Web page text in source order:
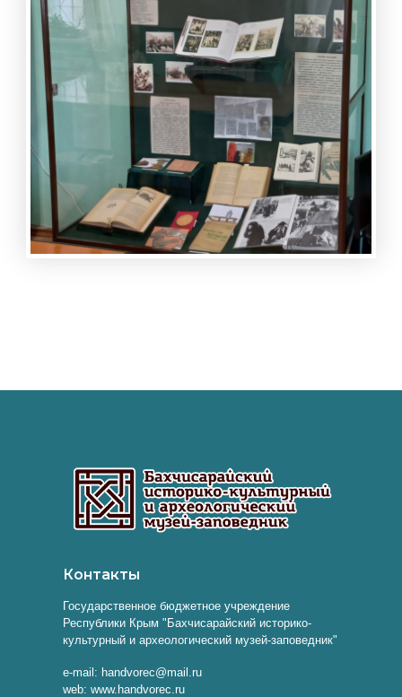
Контакты
Государственное бюджетное учреждение
Республики Крым "Бахчисарайский историко-
культурный и археологический музей-заповедник"
e-mail: handvorec@mail.ru
web: www.handvorec.ru